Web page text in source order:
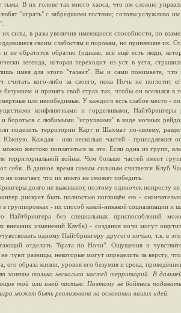
В их голове так много хаоса, что им сложно
"играть" с забредшими гостями; готовы услужливо им
силы, в разы увеличив имеющиеся способности, но
своим слабостям и порокам, но принявшие их.
не обратится обратно (однако, всё ещё есть люди,
легенда, которая переходит из уст в уста,
имея для этого "талант". Вы и сами понимаете, что
считать кого-либо за своего, пока Ночь не поглотит
безумием и принять свой страх так, чтобы он вселился в
или непобедимые. У каждого есть слабое место -
конфликтными и горделивыми,
и бороться с любимыми "игрушками" в виде ночных
поделить территории Карт и Шахмат по-своему,
Каждая - или несколько частей - принадлежит
жестоко поплатиться за это. Если одна из групп,
территориальной войны. Чем больше частей имеет
себя. В данное время самым сильным считается Клуб
не означает, что их никто не сможет победить.
долго не выживают, поэтому одиночек попросту не
рискует быть полностью поглощён ею -
в группировках - их способ какой-никакой социализации и
Найтбрингера без специальных приспособлений
внешних изменений Клуба) - создания ночи могут
одному Найтбрингеру другого ночью, т.к. в
отделить "брата по Ночи". Ощущения и
чуют разницы, некоторые могут определить за версту,
его образа жизни, уровня его безумия и срока,
заняты только несколько частей территорий. В
той или иной частью. Поэтому не бойтесь
может быть реализована на основании ваших идей.